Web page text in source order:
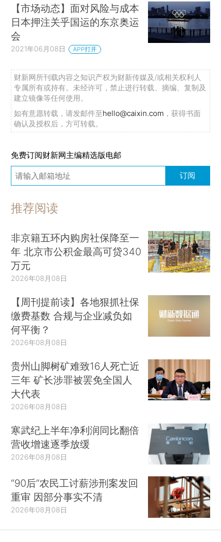
【市场动态】面对风险与成本
日本押注关乎国运的东京奥运
会
2021年06月08日 APP打开
财新网所刊载内容之知识产权为财新传媒及/或相关权利人
专属所有或持有。未经许可，禁止进行转载、摘编、复制及
建立镜像等任何使用。
如有意愿转载，请发邮件至hello@caixin.com ，获得书面
确认及授权后，方可转载。
免费订阅财新网主编精选版电邮
订阅
推荐阅读
非京籍五环内购房社保降至一
年 北京市公积金最高可贷340
万元
2026年08月08日
【周刊提前读】各地狠抓社保
缴费基数 合规与企业减负如
何平衡？
2026年08月08日
贵州山脚树矿难致16人死亡近
三年 矿长涉罪被罢免全国人
大代表
2026年08月08日
寒武纪上半年净利润同比翻倍
营收增速逐季放缓
2026年08月08日
“90后”农民工讨薪涉刑案发回
重审 因部分事实不清
2026年08月08日